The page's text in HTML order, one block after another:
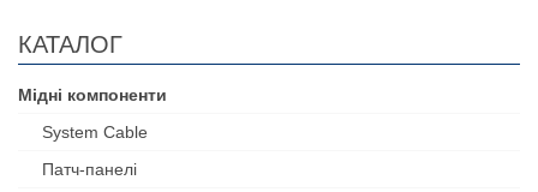
КАТАЛОГ
Мідні компоненти
System Cable
Патч-панелі